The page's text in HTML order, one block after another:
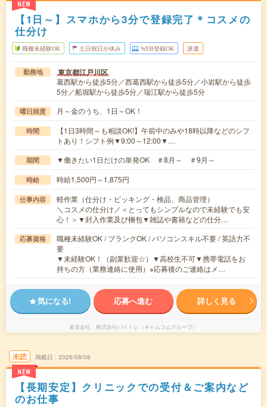
NEW
【1日～】スマホから3分で登録完了＊コスメの
仕分け
職種未経験OK 土日祝日が休み WEB登録OK 派遣
勤務地 東京都江戸川区
葛西駅から徒歩5分／西葛西駅から徒歩5分／小岩駅から徒歩
5分／船堀駅から徒歩5分／瑞江駅から徒歩5分
曜日頻度 月～金のうち、1日～OK！
時間
【1日3時間～も相談OK!】午前中のみや18時以降などのシフ
トあり！シフト例▼9:00～12:00▼…
期間 ▼働きたい1日だけの単発OK ＃8月～ ＃9月～
時給 時給1,500円～1,875円
仕事内容
軽作業（仕分け・ピッキング・検品、商品管理）
＼コスメの仕分け／＜とってもシンプルなので未経験でも安
心！＞▼封入作業及び梱包▼雑誌や書籍などの仕分…
応募資格
職種未経験OK / ブランクOK / パソコンスキル不要 / 英語力不
要
▼未経験OK！（副業歓迎☆）▼高校生不可▼携帯電話をお
持ちの方（業務連絡に使用）※応募後のご連絡はメ…
気になる! 応募へ進む 詳しく見る
派遣会社 株式会社バイトレ（キャムコムグループ）
未読
NEW
掲載日 2026/08/08
【長期安定】クリニックでの受付＆ご案内など
のお仕事